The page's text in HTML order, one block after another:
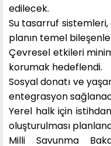
edilecek.
Su tasarruf
planın temel
Çevresel etkileri
korumak hedeflendi.
Sosyal donatı ve
entegrasyon
Yerel halk için
oluşturulması
Milli Savunma